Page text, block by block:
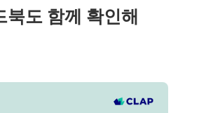
북도 함께 확인해